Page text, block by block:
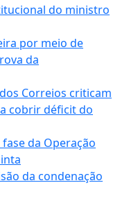
do ministro
por meio de
da
Correios criticam
cobrir déficit do
da Operação
da condenação